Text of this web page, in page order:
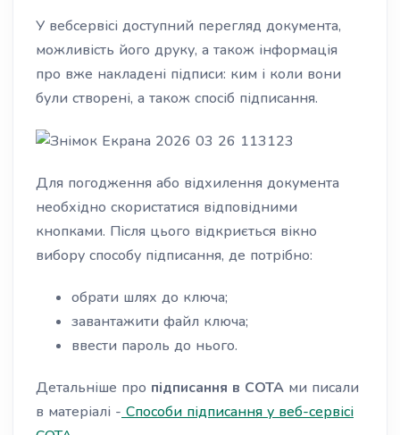
У вебсервісі доступний перегляд документа,
можливість його друку, а також інформація
про вже накладені підписи: ким і коли вони
були створені, а також спосіб підписання.
Для погодження або відхилення документа
необхідно скористатися відповідними
кнопками. Після цього відкриється вікно
вибору способу підписання, де потрібно:
обрати шлях до ключа;
завантажити файл ключа;
ввести пароль до нього.
Детальніше про підписання в СОТА ми писали
в матеріалі - Способи підписання у веб-сервісі